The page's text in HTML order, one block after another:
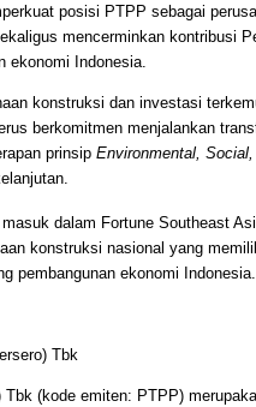
posisi PTPP sebagai
mencerminkan kontribusi
ekonomi Indonesia.
konstruksi dan investasi
berkomitmen menjalankan
prinsip Environmental,
masuk dalam Fortune Southeast
konstruksi nasional yang
pembangunan ekonomi Indonesia.
Tbk
Tbk (kode emiten: PTPP)